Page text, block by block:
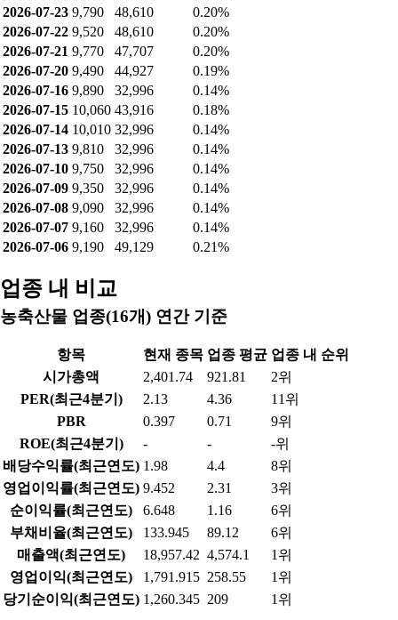
2026-07-23 9,790 48,610
0.20%
2026-07-22 9,520 48,610
0.20%
2026-07-21 9,770 47,707
0.20%
2026-07-20 9,490 44,927
0.19%
2026-07-16 9,890 32,996
0.14%
2026-07-15 10,060 43,916
0.18%
2026-07-14 10,010 32,996
0.14%
2026-07-13 9,810 32,996
0.14%
2026-07-10 9,750 32,996
0.14%
2026-07-09 9,350 32,996
0.14%
2026-07-08 9,090 32,996
0.14%
2026-07-07 9,160 32,996
0.14%
2026-07-06 9,190 49,129 0.21%
업종 내 비교
농축산물 업종(16개) 연간 기준
항목 현재 종목 업종 평균 업종 내 순위
시가총액
2,401.74 921.81
2위
PER(최근4분기)
2.13 4.36
11위
PBR
0.397 0.71
9위
ROE(최근4분기)
- -
-위
배당수익률(최근연도) 1.98 4.4
8위
영업이익률(최근연도) 9.452 2.31
3위
순이익률(최근연도)
6.648 1.16
6위
부채비율(최근연도)
133.945 89.12
6위
매출액(최근연도)
18,957.42 4,574.1
1위
영업이익(최근연도)
1,791.915 258.55
1위
당기순이익(최근연도) 1,260.345 209 1위